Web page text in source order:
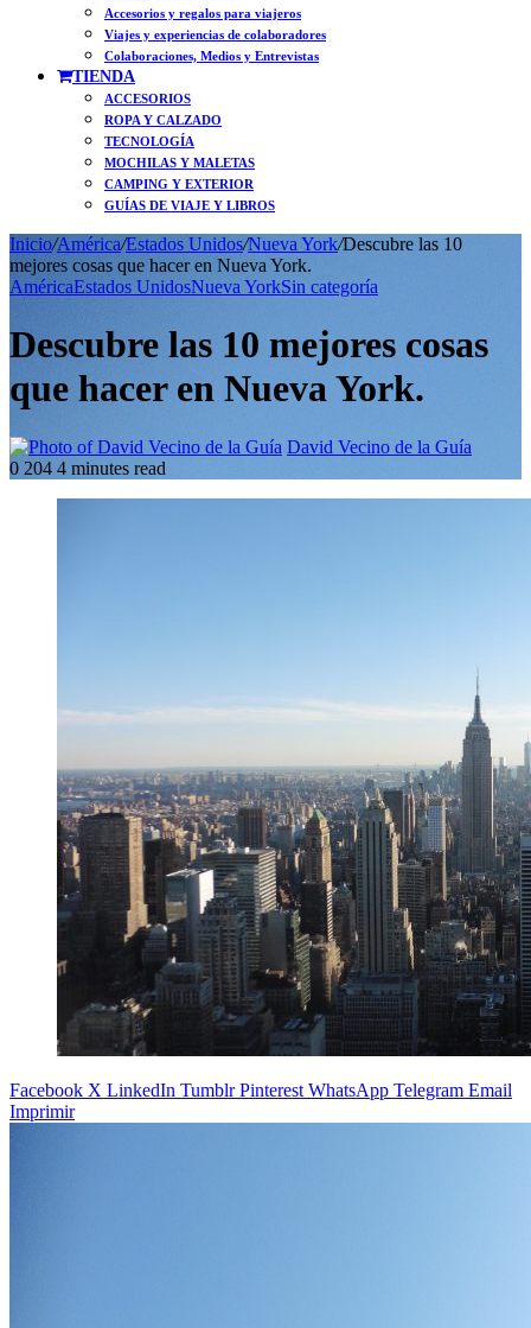
Accesorios y regalos para viajeros
Viajes y experiencias de colaboradores
Colaboraciones, Medios y Entrevistas
TIENDA
ACCESORIOS
ROPA Y CALZADO
TECNOLOGÍA
MOCHILAS Y MALETAS
CAMPING Y EXTERIOR
GUÍAS DE VIAJE Y LIBROS
Inicio/América/Estados Unidos/Nueva York/Descubre las 10
mejores cosas que hacer en Nueva York.
AméricaEstados UnidosNueva YorkSin categoría
Descubre las 10 mejores cosas
que hacer en Nueva York.
David Vecino de la Guía
0 204 4 minutes read
Facebook X LinkedIn Tumblr Pinterest WhatsApp Telegram Email
Imprimir